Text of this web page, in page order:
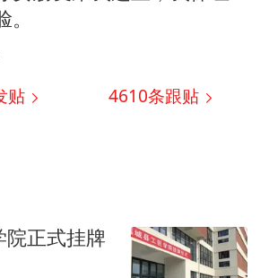
贴 4610条跟贴
院正式挂牌